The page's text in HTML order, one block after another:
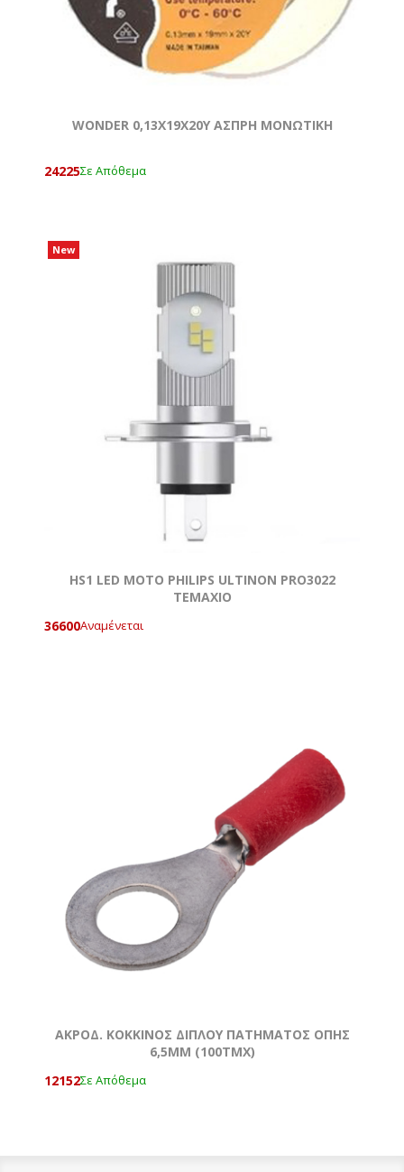
WONDER 0,13Χ19Χ20Y ΑΣΠΡΗ ΜΟΝΩΤΙΚΗ
24225Σε Απόθεμα
New
HS1 LED MOTO PHILIPS ULTINON PRO3022
TEMAXIO
36600Αναμένεται
ΑΚΡΟΔ. ΚΟΚΚΙΝΟΣ ΔΙΠΛΟΥ ΠΑΤΗΜΑΤΟΣ OΠΗΣ
6,5MM (100ΤΜΧ)
12152Σε Απόθεμα